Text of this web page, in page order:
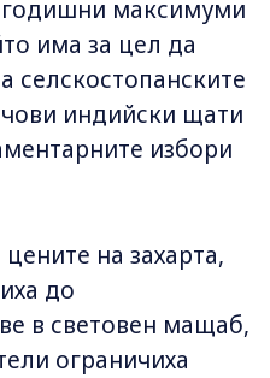
максимуми
има за цел да
селскостопанските
индийски щати
избори
на захарта,
до
в световен мащаб,
ограничиха